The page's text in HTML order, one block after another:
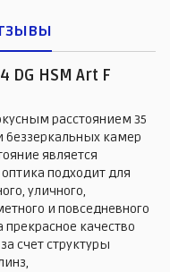
HSM Art F
расстоянием 35
беззеркальных камер
является
подходит для
уличного,
и повседневного
качество
счет структуры